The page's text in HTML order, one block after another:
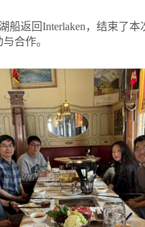
返回Interlaken，结束了
合作。